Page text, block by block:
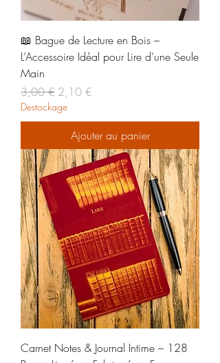
📖 Bague de Lecture en Bois –
L’Accessoire Idéal pour Lire d’une Seule
Main
Prix original
3,00 € Prix promotionnel
2,10 €
Destockage
Ajouter au panier
Carnet Notes & Journal Intime – 128